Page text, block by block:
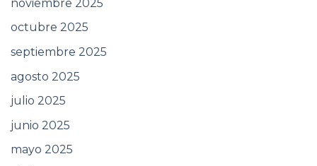
noviembre 2025
octubre 2025
septiembre 2025
agosto 2025
julio 2025
junio 2025
mayo 2025